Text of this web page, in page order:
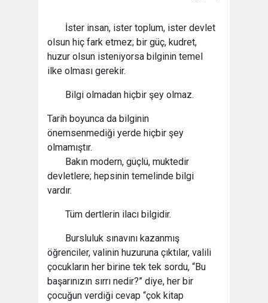
İster insan, ister toplum, ister devlet
olsun hiç fark etmez; bir güç, kudret,
huzur olsun isteniyorsa bilginin temel
ilke olması gerekir.
Bilgi olmadan hiçbir şey olmaz.
Tarih boyunca da bilginin
önemsenmediği yerde hiçbir şey
olmamıştır.
Bakın modern, güçlü, muktedir
devletlere; hepsinin temelinde bilgi
vardır.
Tüm dertlerin ilacı bilgidir.
Bursluluk sınavını kazanmış
öğrenciler, valinin huzuruna çıktılar, valili
çocukların her birine tek tek sordu, “Bu
başarınızın sırrı nedir?” diye, her bir
çocuğun verdiği cevap “çok kitap